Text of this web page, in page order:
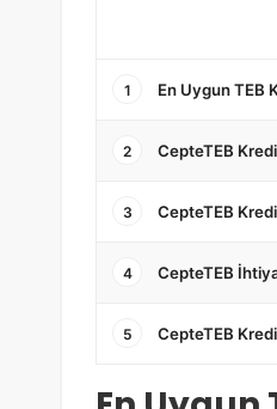
1 En Uygun TEB
2 CepteTEB
3 CepteTEB
4 CepteTEB
5 CepteTEB